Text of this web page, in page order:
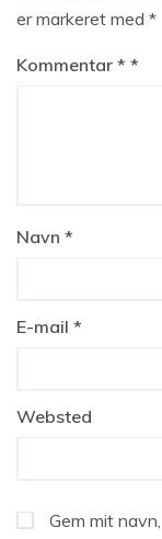
er markeret med *
Kommentar *
Navn *
E-mail *
Websted
Gem mit